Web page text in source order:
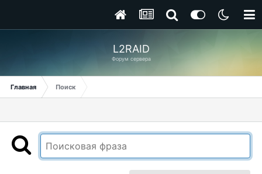
L2RAID
Форум сервера
Главная Поиск